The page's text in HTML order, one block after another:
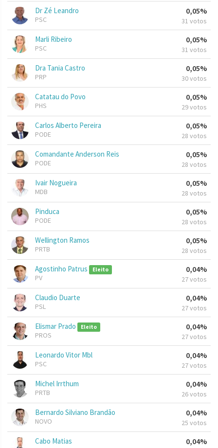
Dr Zé Leandro
PSC
0,05%
31 votos
Marli Ribeiro
PSC
0,05%
31 votos
Dra Tania Castro
PRP
0,05%
30 votos
Catatau do Povo
PHS
0,05%
29 votos
Carlos Alberto Pereira
PODE
0,05%
28 votos
Comandante Anderson Reis
PODE
0,05%
28 votos
Ivair Nogueira
MDB
0,05%
28 votos
Pinduca
PODE
0,05%
28 votos
Wellington Ramos
PRTB
0,05%
28 votos
Agostinho Patrus Eleito
PV
0,04%
27 votos
Claudio Duarte
PSL
0,04%
27 votos
Elismar Prado Eleito
PROS
0,04%
27 votos
Leonardo Vitor Mbl
PSC
0,04%
27 votos
Michel Irrthum
PRTB
0,04%
26 votos
Bernardo Silviano Brandão
NOVO
0,04%
25 votos
Cabo Matias 0,04%